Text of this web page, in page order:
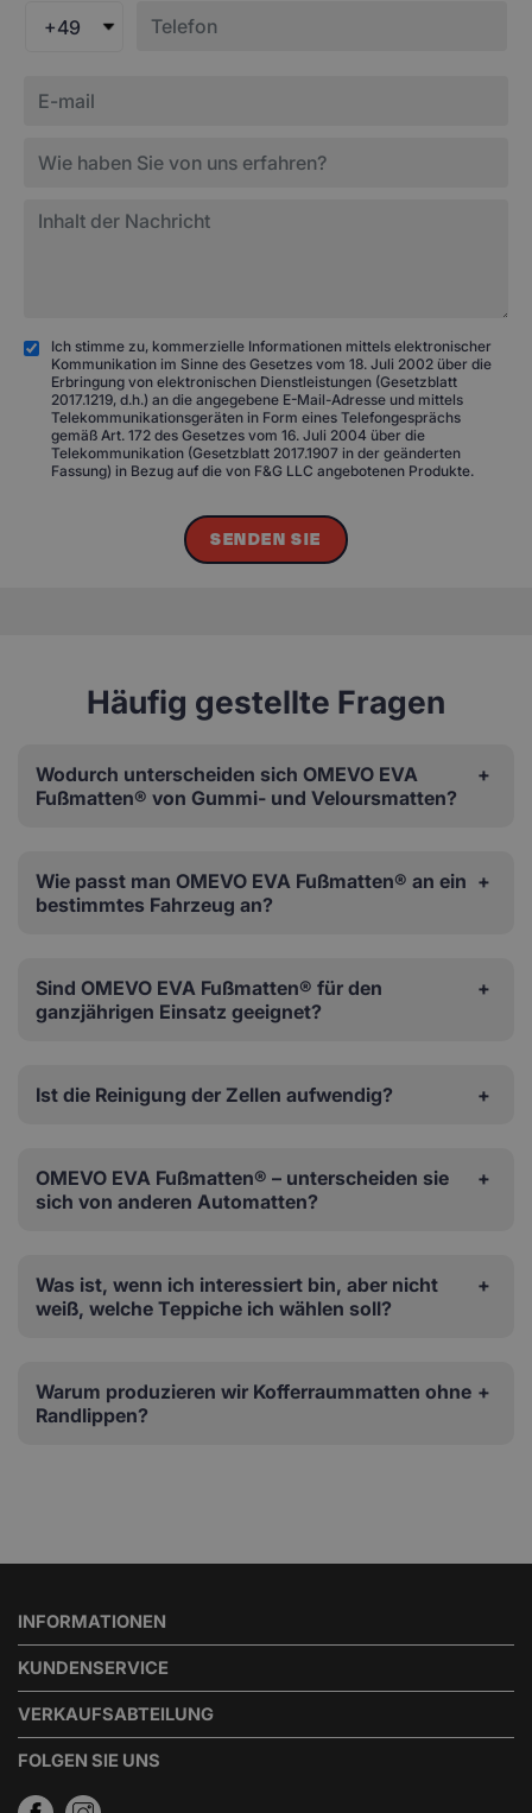
+49
Ich stimme zu, kommerzielle Informationen mittels elektronischer
Kommunikation im Sinne des Gesetzes vom 18. Juli 2002 über die
Erbringung von elektronischen Dienstleistungen (Gesetzblatt
2017.1219, d.h.) an die angegebene E-Mail-Adresse und mittels
Telekommunikationsgeräten in Form eines Telefongesprächs
gemäß Art. 172 des Gesetzes vom 16. Juli 2004 über die
Telekommunikation (Gesetzblatt 2017.1907 in der geänderten
Fassung) in Bezug auf die von F&G LLC angebotenen Produkte.
SENDEN SIE
Häufig gestellte Fragen
Wodurch unterscheiden sich OMEVO EVA
Fußmatten® von Gummi- und Veloursmatten?
Wie passt man OMEVO EVA Fußmatten® an ein
bestimmtes Fahrzeug an?
Sind OMEVO EVA Fußmatten® für den
ganzjährigen Einsatz geeignet?
Ist die Reinigung der Zellen aufwendig?
OMEVO EVA Fußmatten® – unterscheiden sie
sich von anderen Automatten?
Was ist, wenn ich interessiert bin, aber nicht
weiß, welche Teppiche ich wählen soll?
Warum produzieren wir Kofferraummatten ohne
Randlippen?
INFORMATIONEN
KUNDENSERVICE
VERKAUFSABTEILUNG
FOLGEN SIE UNS